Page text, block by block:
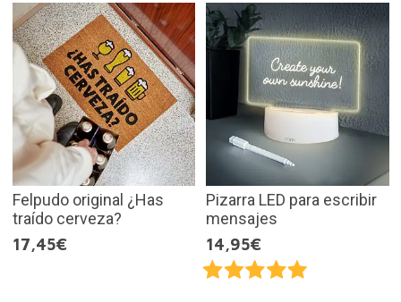
Felpudo original ¿Has
traído cerveza?
17,45€
Pizarra LED para escribir
mensajes
14,95€